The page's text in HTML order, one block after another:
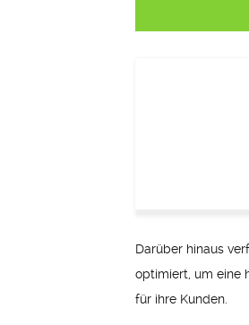
Darüber hinaus
optimiert, um eine
für ihre Kunden.